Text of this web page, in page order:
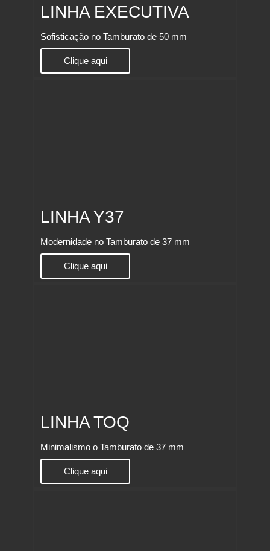
LINHA EXECUTIVA
Sofisticação no Tamburato de 50 mm
Clique aqui
LINHA Y37
Modernidade no Tamburato de 37 mm
Clique aqui
LINHA TOQ
Minimalismo o Tamburato de 37 mm
Clique aqui